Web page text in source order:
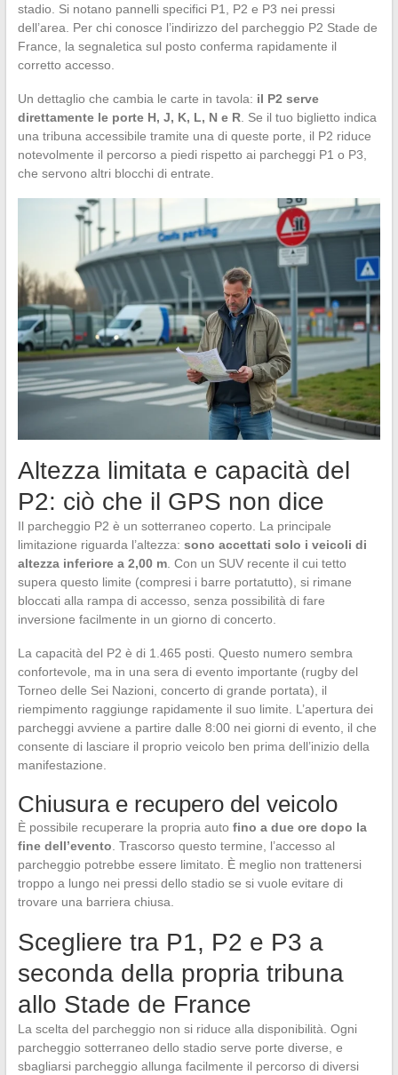
stadio. Si notano pannelli specifici P1, P2 e P3 nei pressi
dell’area. Per chi conosce l’indirizzo del parcheggio P2 Stade de
France, la segnaletica sul posto conferma rapidamente il
corretto accesso.
Un dettaglio che cambia le carte in tavola: il P2 serve
direttamente le porte H, J, K, L, N e R. Se il tuo biglietto indica
una tribuna accessibile tramite una di queste porte, il P2 riduce
notevolmente il percorso a piedi rispetto ai parcheggi P1 o P3,
che servono altri blocchi di entrate.
Altezza limitata e capacità del
P2: ciò che il GPS non dice
Il parcheggio P2 è un sotterraneo coperto. La principale
limitazione riguarda l’altezza: sono accettati solo i veicoli di
altezza inferiore a 2,00 m. Con un SUV recente il cui tetto
supera questo limite (compresi i barre portatutto), si rimane
bloccati alla rampa di accesso, senza possibilità di fare
inversione facilmente in un giorno di concerto.
La capacità del P2 è di 1.465 posti. Questo numero sembra
confortevole, ma in una sera di evento importante (rugby del
Torneo delle Sei Nazioni, concerto di grande portata), il
riempimento raggiunge rapidamente il suo limite. L’apertura dei
parcheggi avviene a partire dalle 8:00 nei giorni di evento, il che
consente di lasciare il proprio veicolo ben prima dell’inizio della
manifestazione.
Chiusura e recupero del veicolo
È possibile recuperare la propria auto fino a due ore dopo la
fine dell’evento. Trascorso questo termine, l’accesso al
parcheggio potrebbe essere limitato. È meglio non trattenersi
troppo a lungo nei pressi dello stadio se si vuole evitare di
trovare una barriera chiusa.
Scegliere tra P1, P2 e P3 a
seconda della propria tribuna
allo Stade de France
La scelta del parcheggio non si riduce alla disponibilità. Ogni
parcheggio sotterraneo dello stadio serve porte diverse, e
sbagliarsi parcheggio allunga facilmente il percorso di diversi